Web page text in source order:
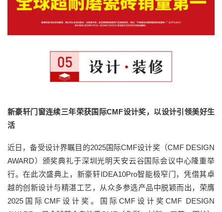
新豪轩门窗连续三年荣获国际CMF设计奖，以设计引领美好生
活
近日，备受设计界瞩目的2025国际CMF设计奖（CMF DESIGN
AWARD）颁奖典礼于深圳光明天安云谷国际会议中心隆重举
行。在此次盛典上，新豪轩IDEA10Pro智能极窄门，凭借其卓
越的创新设计与精湛工艺，从众多参选产品中脱颖而出，荣膺
2025国际CMF设计奖。国际CMF设计奖CMF DESIGN